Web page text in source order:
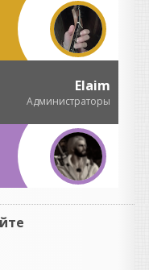
Elaim
Администраторы